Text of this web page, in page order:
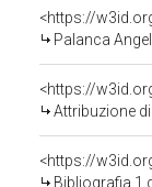
<https://
Palanca
<https://
Attribuzione
<https://
Bibliografia 1